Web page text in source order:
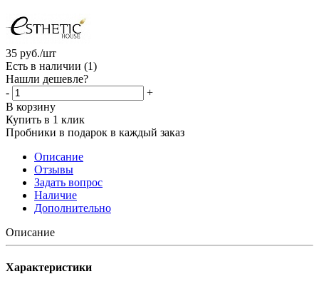
35 руб./шт
Есть в наличии (1)
Нашли дешевле?
-
+
В корзину
Купить в 1 клик
Пробники в подарок в каждый заказ
Описание
Отзывы
Задать вопрос
Наличие
Дополнительно
Описание
Характеристики